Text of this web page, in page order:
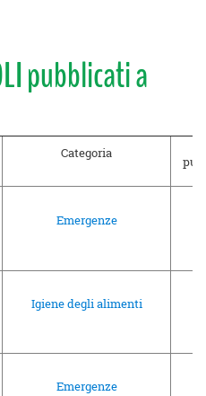
pubblicati a
Categoria
Emergenze
Igiene degli alimenti
Emergenze